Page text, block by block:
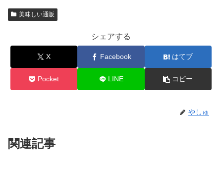
美味しい通販
シェアする
X Facebook はてブ
Pocket LINE コピー
やしゅ
関連記事